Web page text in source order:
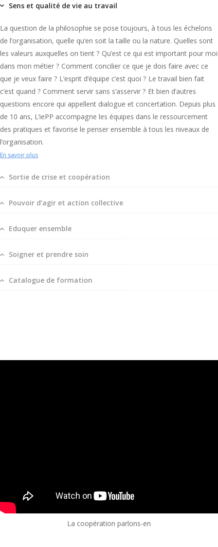
Sens et qualité de vie au travail
La question de la philosophie se pose toujours, à tous les échelons
de l’organisation, quelle qu’en soit la taille ou la nature. Quelles sont
les valeurs auxquelles on tient ? Qu’est ce qui est important pour moi
dans mon métier ? Comment concilier ce que je dois faire avec ce
que je veux faire ? L’esprit d’équipe c’est quoi ? Le travail bien fait
c’est quand ? Comment servir sans s’asservir ? Et bien d’autres
questions encore qui appellent dialogue et concertation. Depuis plus
de 10 ans, L’iePP accompagne les équipes dans le ressourcement
des pratiques et favorise le penser ensemble à tous les niveaux de
l’organisation.
En savoir plus
Sortie de crise et coopération
Pouvoir d’agir et action collective
Eduquer ensemble
Soigner et prendre soin
Catalogue de formation
La coopération parlons-en